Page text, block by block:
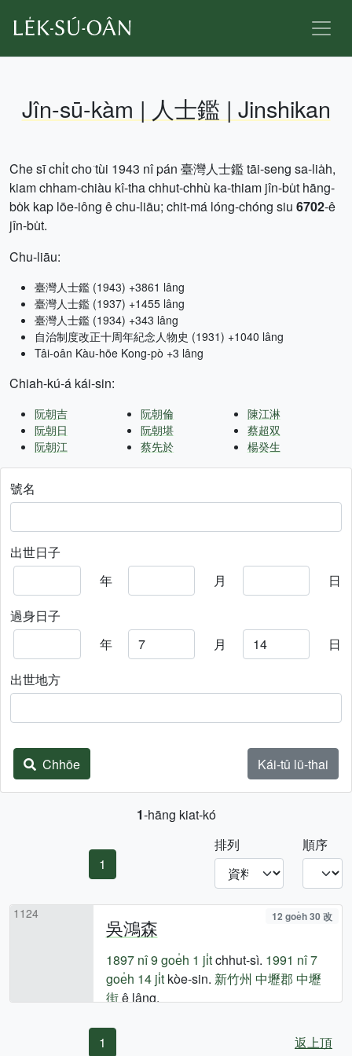
Jîn-sū-kàm | 人士鑑 | Jinshikan
Che sī chi̍t cho͘ tùi 1943 nî pán 臺灣人士鑑 tāi-seng sa-lia̍h,
kiam chham-chiàu kî-tha chhut-chhù ka-thiam jîn-bu̍t hāng-
bo̍k kap lōe-iông ê chu-liāu; chit-má lóng-chóng siu 6702-ê
jîn-bu̍t.
Chu-liāu:
臺灣人士鑑 (1943) +3861 lâng
臺灣人士鑑 (1937) +1455 lâng
臺灣人士鑑 (1934) +343 lâng
自治制度改正十周年紀念人物史 (1931) +1040 lâng
Tâi-oân Kàu-hōe Kong-pò +3 lâng
Chiah-kú-á kái-sin:
阮朝吉
阮朝日
阮朝江
阮朝倫
阮朝堪
蔡先於
陳江淋
蔡超双
楊癸生
號名
出世日子
年
月
日
過身日子
年
月
日
出世地方
Chhōe Kái-tû lū-thai
1-hāng kiat-kó
1
排列 順序
1124
吳鴻森 12 goe̍h 30 改
1897 nî9 goe̍h 1 ji̍tchhut-sì. 1991 nî7
goe̍h 14 ji̍tkòe-sin. 新竹州 中壢郡 中壢
街ê lâng.
1 返上頂